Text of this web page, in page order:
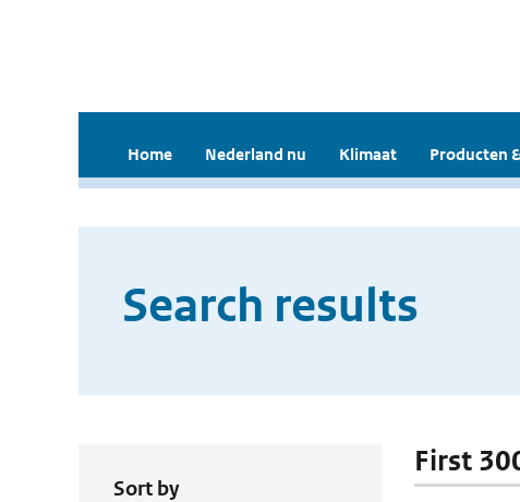
Home Nederland nu Klimaat Producten
Search results
Sort by
First